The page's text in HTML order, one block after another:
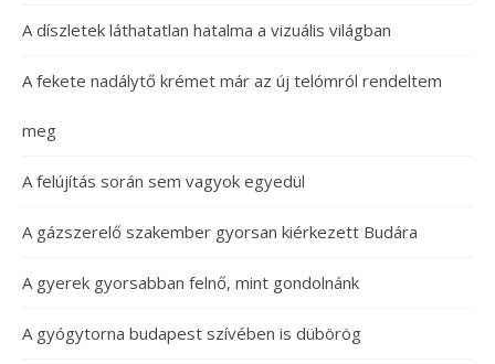
A díszletek láthatatlan hatalma a vizuális világban
A fekete nadálytő krémet már az új telómról rendeltem
meg
A felújítás során sem vagyok egyedül
A gázszerelő szakember gyorsan kiérkezett Budára
A gyerek gyorsabban felnő, mint gondolnánk
A gyógytorna budapest szívében is dübörög